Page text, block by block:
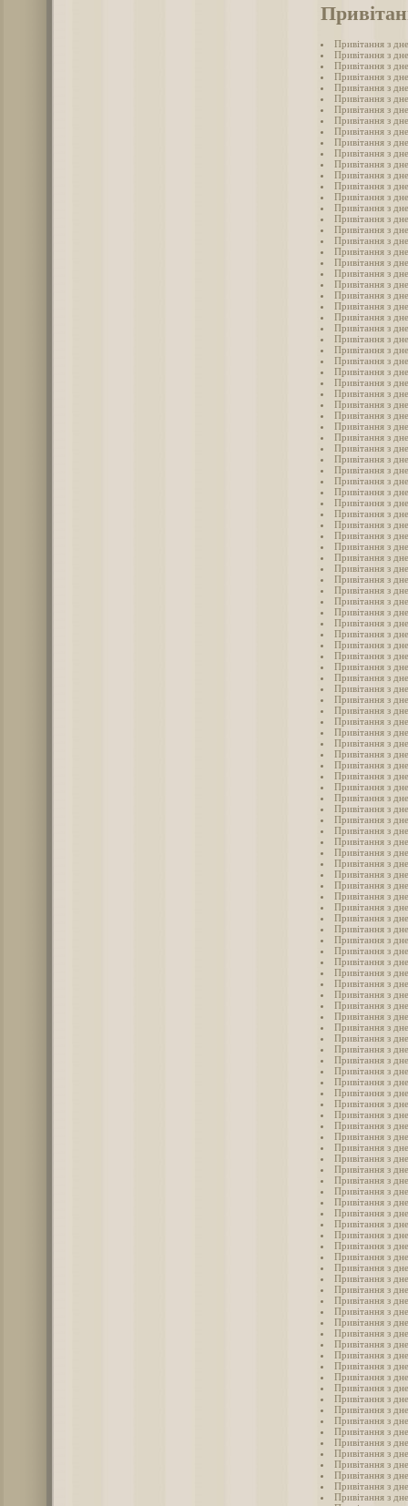
Привітання з
Привітання з
Привітання з
Привітання з
Привітання з
Привітання з
Привітання з
Привітання з
Привітання з
Привітання з
Привітання з
Привітання з
Привітання з
Привітання з
Привітання з
Привітання з
Привітання з
Привітання з
Привітання з
Привітання з
Привітання з
Привітання з
Привітання з
Привітання з
Привітання з
Привітання з
Привітання з
Привітання з
Привітання з
Привітання з
Привітання з
Привітання з
Привітання з
Привітання з
Привітання з
Привітання з
Привітання з
Привітання з
Привітання з
Привітання з
Привітання з
Привітання з
Привітання з
Привітання з
Привітання з
Привітання з
Привітання з
Привітання з
Привітання з
Привітання з
Привітання з
Привітання з
Привітання з
Привітання з
Привітання з
Привітання з
Привітання з
Привітання з
Привітання з
Привітання з
Привітання з
Привітання з
Привітання з
Привітання з
Привітання з
Привітання з
Привітання з
Привітання з
Привітання з
Привітання з
Привітання з
Привітання з
Привітання з
Привітання з
Привітання з
Привітання з
Привітання з
Привітання з
Привітання з
Привітання з
Привітання з
Привітання з
Привітання з
Привітання з
Привітання з
Привітання з
Привітання з
Привітання з
Привітання з
Привітання з
Привітання з
Привітання з
Привітання з
Привітання з
Привітання з
Привітання з
Привітання з
Привітання з
Привітання з
Привітання з
Привітання з
Привітання з
Привітання з
Привітання з
Привітання з
Привітання з
Привітання з
Привітання з
Привітання з
Привітання з
Привітання з
Привітання з
Привітання з
Привітання з
Привітання з
Привітання з
Привітання з
Привітання з
Привітання з
Привітання з
Привітання з
Привітання з
Привітання з
Привітання з
Привітання з
Привітання з
Привітання з
Привітання з
Привітання з
Привітання з
Привітання з
Привітання з
Привітання з
Привітання з